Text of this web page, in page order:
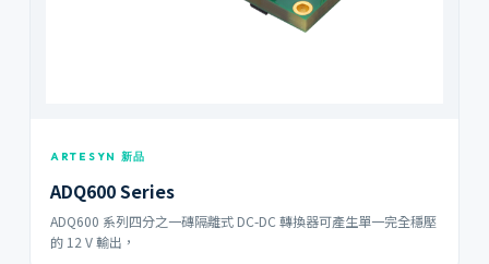
ARTESYN 新品
ADQ600 Series
ADQ600 系列四分之一磚隔離式 DC-DC 轉換器可產生單一完全穩壓
的 12 V 輸出，